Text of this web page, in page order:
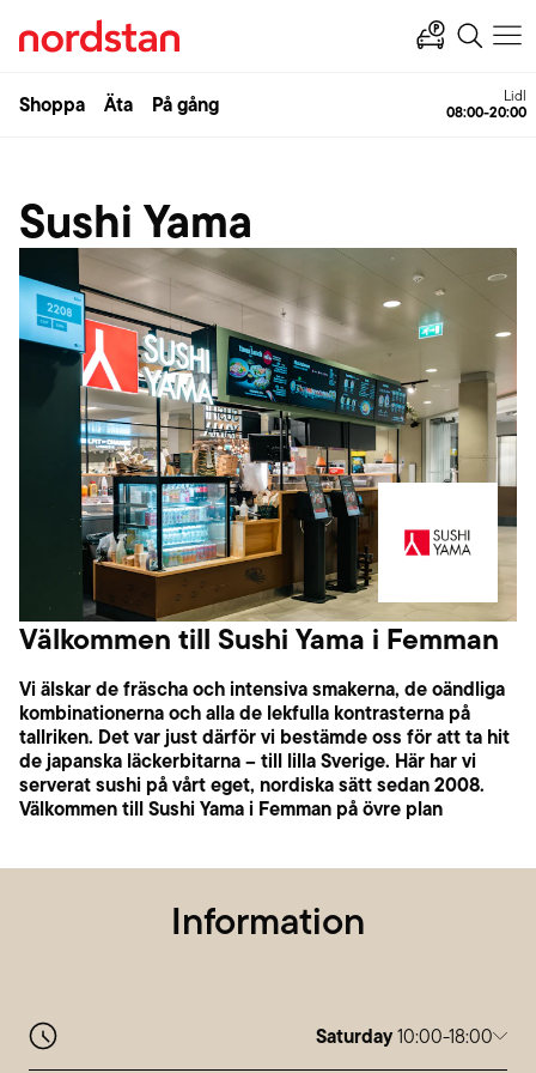
Shoppa Äta På gång Lidl
08:00-20:00
Sushi Yama
Välkommen till Sushi Yama i Femman
Vi älskar de fräscha och intensiva smakerna, de oändliga
kombinationerna och alla de lekfulla kontrasterna på
tallriken. Det var just därför vi bestämde oss för att ta hit
de japanska läckerbitarna – till lilla Sverige. Här har vi
serverat sushi på vårt eget, nordiska sätt sedan 2008.
Välkommen till Sushi Yama i Femman på övre plan
Information
Saturday10:00-18:00